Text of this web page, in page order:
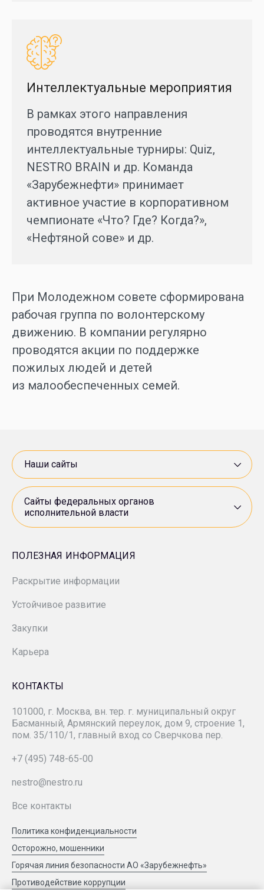
Интеллектуальные мероприятия
В рамках этого направления
проводятся внутренние
интеллектуальные турниры: Quiz,
NESTRO BRAIN и др. Команда
«Зарубежнефти» принимает
активное участие в корпоративном
чемпионате «Что? Где? Когда?»,
«Нефтяной сове» и др.
При Молодежном совете сформирована
рабочая группа по волонтерскому
движению. В компании регулярно
проводятся акции по поддержке
пожилых людей и детей
из малообеспеченных семей.
КОНТАКТЫ
101000, г. Москва, вн. тер. г. муниципальный округ
Басманный, Армянский переулок, дом 9, строение 1,
пом. 35/110/1, главный вход со Сверчкова пер.
+7 (495) 748-65-00
nestro@nestro.ru
Все контакты
ПОЛЕЗНАЯ ИНФОРМАЦИЯ
Раскрытие информации
Устойчивое развитие
Закупки
Карьера
Наши сайты
СП «Вьетсовпетро»
«ОПТИМА Группа»
НПЗ «Брод»
«Нестро Петрол»
«Арктикморнефтегазразведка»
СП «ANDIJANPETRO»
«ВНИИнефть»
«Гипровостокнефть»
«ЗН Север»
«ЗАРУБЕЖНЕФТЬ-добыча Самара»
«Зарубежнефтестроймонтаж»
РМНТК «Нефтеотдача»
«ЗН НТЦ»
«ЗН Цифра»
Сайты федеральных органов
исполнительной власти
Росимущество
Минэнерго России
Росприроднадзор
Ростехнадзор
Минэкономразвития России
Политика конфиденциальности
Осторожно, мошенники
Горячая линия безопасности АО «Зарубежнефть»
Противодействие коррупции